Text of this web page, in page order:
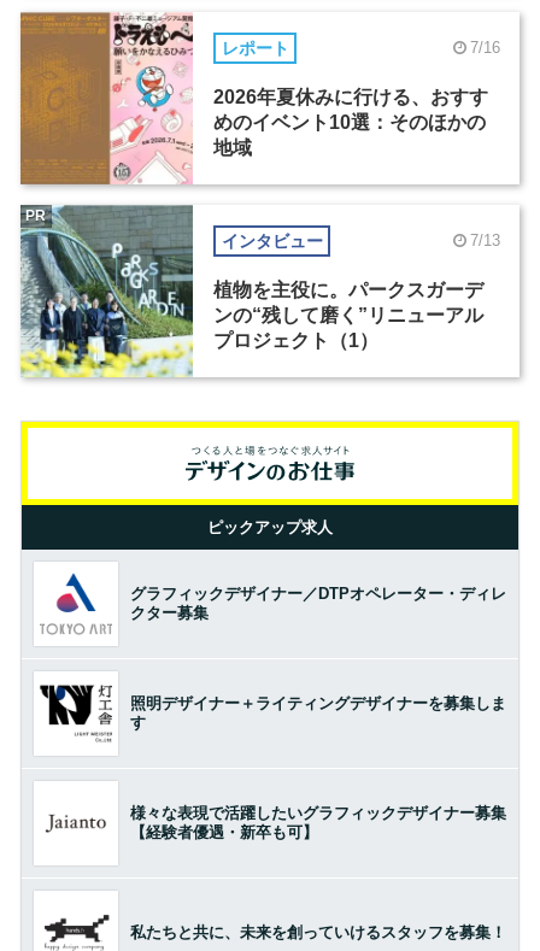
レポート 7/16
2026年夏休みに行ける、おすす
めのイベント10選：そのほかの
地域
インタビュー 7/13
植物を主役に。パークスガーデ
ンの“残して磨く”リニューアル
プロジェクト（1）
PR
ピックアップ求人
グラフィックデザイナー／DTPオペレーター・ディレ
クター募集
照明デザイナー＋ライティングデザイナーを募集しま
す
様々な表現で活躍したいグラフィックデザイナー募集
【経験者優遇・新卒も可】
私たちと共に、未来を創っていけるスタッフを募集！